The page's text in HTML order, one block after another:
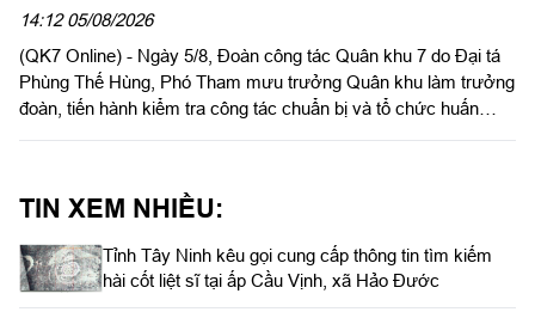
14:12 05/08/2026
(QK7 Online) - Ngày 5/8, Đoàn công tác Quân khu 7 do Đại tá
Phùng Thế Hùng, Phó Tham mưu trưởng Quân khu làm trưởng
đoàn, tiến hành kiểm tra công tác chuẩn bị và tổ chức huấn
TIN XEM NHIỀU:
Tỉnh Tây Ninh kêu gọi cung cấp thông tin tìm kiếm
hài cốt liệt sĩ tại ấp Cầu Vịnh, xã Hảo Đước